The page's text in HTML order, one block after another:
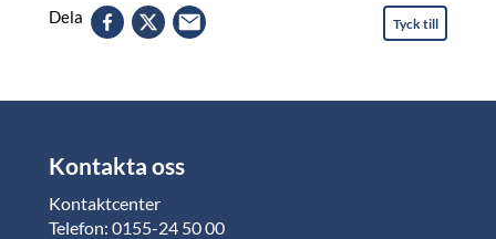
Dela Tyck till
Kontakta oss
Kontaktcenter
Telefon: 0155-24 50 00